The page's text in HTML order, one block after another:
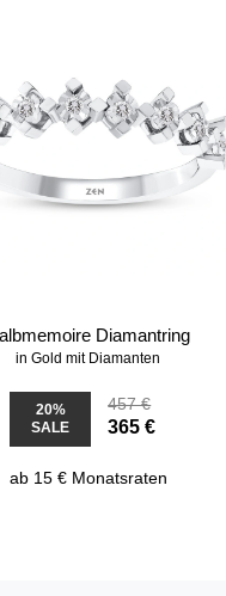
Diamantring
in Gold mit Diamanten
20%
SALE
457 €
365 €
ab 15 € Monatsraten